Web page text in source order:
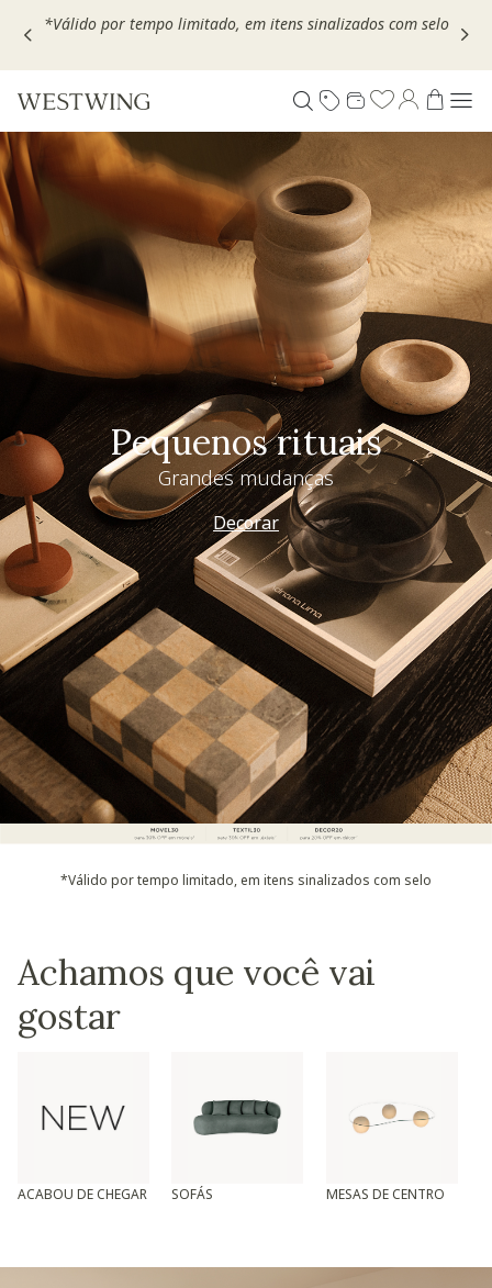
Escolha seu VOUCHER e ganhe até 30% OFF*: useMOVEL30,
Pequenos rituais
Grandes mudanças
Decorar
*Válido por tempo limitado, em itens sinalizados com selo
Achamos que você vai
gostar
ACABOU DE CHEGAR SOFÁS MESAS DE CENTRO